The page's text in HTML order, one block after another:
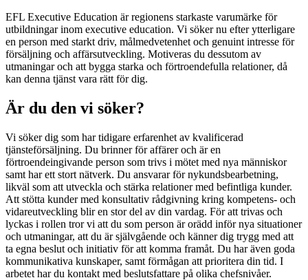
EFL Executive Education är regionens starkaste varumärke för
utbildningar inom executive education. Vi söker nu efter ytterligare
en person med starkt driv, målmedvetenhet och genuint intresse för
försäljning och affärsutveckling. Motiveras du dessutom av
utmaningar och att bygga starka och förtroendefulla relationer, då
kan denna tjänst vara rätt för dig.
Är du den vi söker?
Vi söker dig som har tidigare erfarenhet av kvalificerad
tjänsteförsäljning. Du brinner för affärer och är en
förtroendeingivande person som trivs i mötet med nya människor
samt har ett stort nätverk. Du ansvarar för nykundsbearbetning,
likväl som att utveckla och stärka relationer med befintliga kunder.
Att stötta kunder med konsultativ rådgivning kring kompetens- och
vidareutveckling blir en stor del av din vardag. För att trivas och
lyckas i rollen tror vi att du som person är orädd inför nya situationer
och utmaningar, att du är självgående och känner dig trygg med att
ta egna beslut och initiativ för att komma framåt. Du har även goda
kommunikativa kunskaper, samt förmågan att prioritera din tid. I
arbetet har du kontakt med beslutsfattare på olika chefsnivåer.